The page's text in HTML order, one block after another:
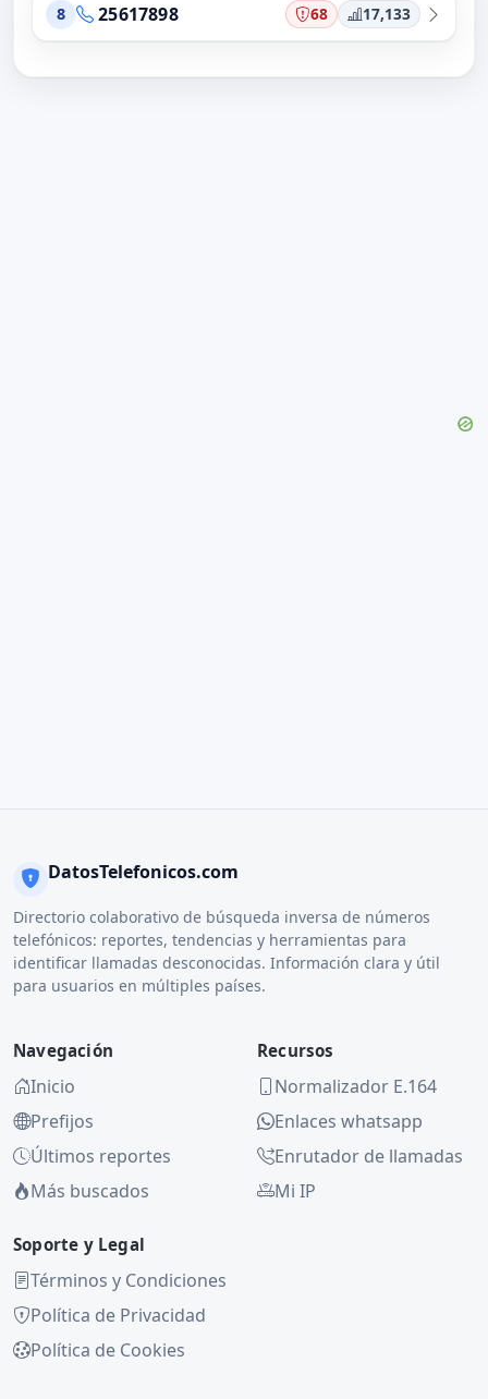
8 25617898 68 17,133
DatosTelefonicos.com
Directorio colaborativo de búsqueda inversa de números
telefónicos: reportes, tendencias y herramientas para
identificar llamadas desconocidas. Información clara y útil
para usuarios en múltiples países.
Navegación
Inicio
Prefijos
Últimos reportes
Más buscados
Recursos
Normalizador E.164
Enlaces whatsapp
Enrutador de llamadas
Mi IP
Soporte y Legal
Términos y Condiciones
Política de Privacidad
Política de Cookies